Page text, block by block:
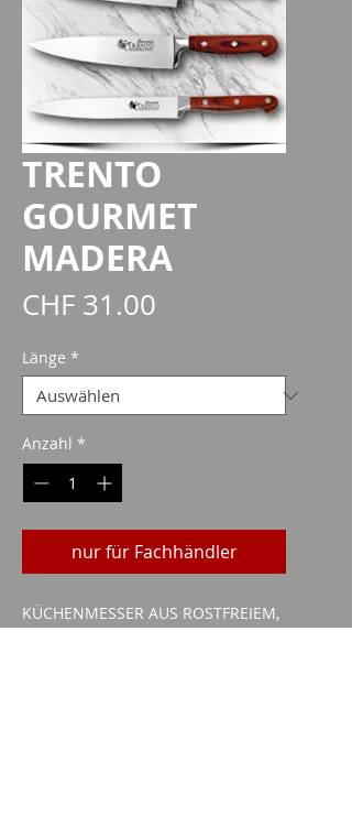
TRENTO
GOURMET
MADERA
CHF 31.00
Länge *
Anzahl *
nur für Fachhändler
KÜCHENMESSER AUS ROSTFREIEM,